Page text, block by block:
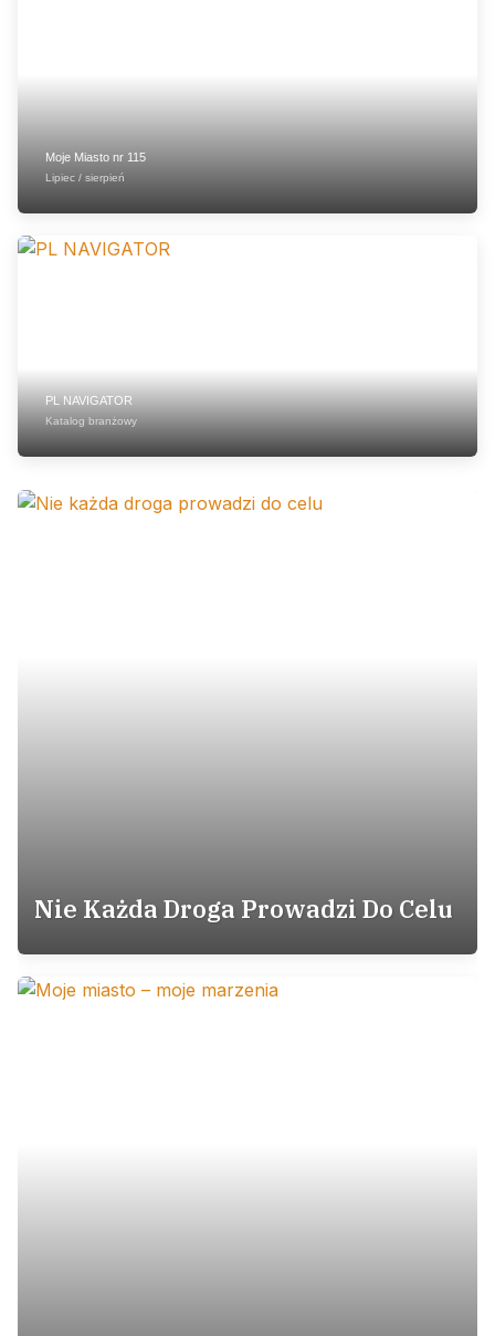
Moje Miasto nr 115
Lipiec / sierpień
PL NAVIGATOR
Katalog branżowy
Nie Każda Droga Prowadzi Do Celu